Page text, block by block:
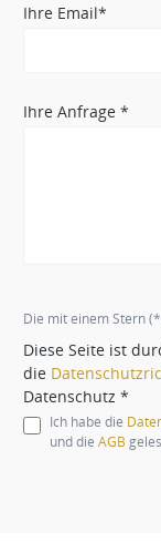
Ihre Email*
Ihre Anfrage *
Die mit einem Stern
Diese Seite ist
die
Datenschutz *
Ich habe die
und die AGB